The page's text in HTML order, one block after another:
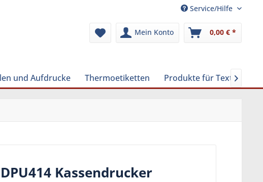
Service/Hilfe
Mein Konto 0,00 € *
und Aufdrucke Thermoetiketten Produkte für 
Kassendrucker